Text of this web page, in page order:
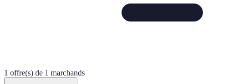
1 offre(s) de 1 marchands